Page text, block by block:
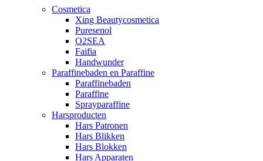
Cosmetica
Xing Beautycosmetica
Puresenol
O2SEA
Faifia
Handwunder
Paraffinebaden en Paraffine
Paraffinebaden
Paraffine
Sprayparaffine
Harsproducten
Hars Patronen
Hars Blikken
Hars Blokken
Hars Apparaten